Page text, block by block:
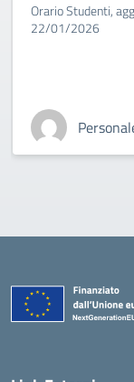
Orario Studenti,
22/01/2026